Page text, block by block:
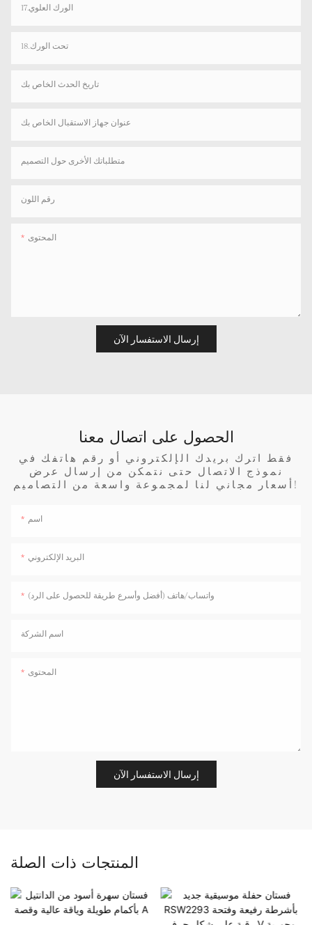
17.الورك العلوي
18.تحت الورك
تاريخ الحدث الخاص بك
عنوان جهاز الاستقبال الخاص بك
متطلباتك الأخرى حول التصميم
رقم اللون
المحتوى
إرسال الاستفسار الآن
الحصول على اتصال معنا
فقط اترك بريدك الإلكتروني أو رقم هاتفك في
نموذج الاتصال حتى نتمكن من إرسال عرض
أسعار مجاني لنا لمجموعة واسعة من التصاميم!
اسم
البريد الإلكتروني
واتساب/هاتف (أفضل وأسرع طريقة للحصول على الرد)
اسم الشركة
المحتوى
إرسال الاستفسار الآن
المنتجات ذات الصلة